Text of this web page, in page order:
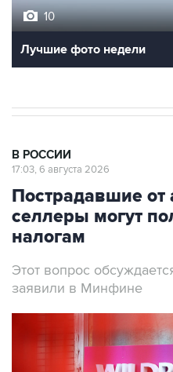
10
Лучшие фото недели
В РОССИИ
17:03, 6 августа 2026
Пострадавшие от
селлеры могут
налогам
Этот вопрос
заявили в Минфине